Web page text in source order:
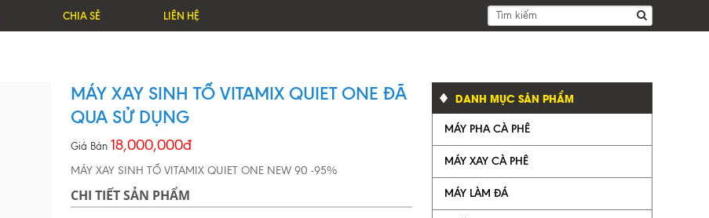
CHIA SẺ LIÊN HỆ
MÁY XAY SINH TỐ VITAMIX QUIET ONE ĐÃ
QUA SỬ DỤNG
Giá Bán 18,000,000đ
MÁY XAY SINH TỐ VITAMIX QUIET ONE NEW 90 -95%
CHI TIẾT SẢN PHẨM
DANH MỤC SẢN PHẨM
MÁY PHA CÀ PHÊ
MÁY XAY CÀ PHÊ
MÁY LÀM ĐÁ